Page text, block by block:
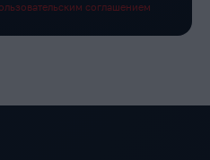
соглашением